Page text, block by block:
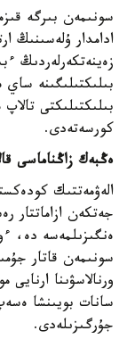
سونىمەن بىرگە
ادامدار ۇلەسىنىڭ
زەينەتكەرلەردىڭ
بىلىكتىلىگىنە
بىلىكتىلىكتى
كورسەتەدى.
ەڭبەك زاڭناماسى
جەتكەن ازاماتتار
ەنگىزىلمەسە دە،
سونىمەن قاتار
ورنالاسۋىنا
سانات بويىنشا
جۇرگىزىلەدى.